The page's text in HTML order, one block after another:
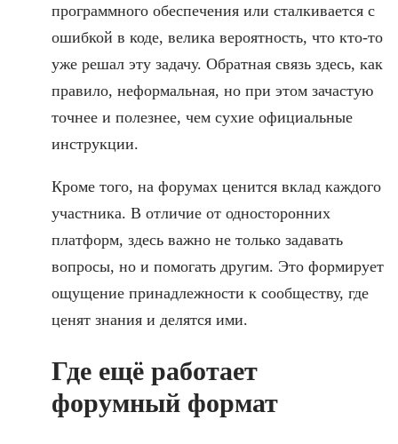
программного обеспечения или сталкивается с
ошибкой в коде, велика вероятность, что кто-то
уже решал эту задачу. Обратная связь здесь, как
правило, неформальная, но при этом зачастую
точнее и полезнее, чем сухие официальные
инструкции.
Кроме того, на форумах ценится вклад каждого
участника. В отличие от односторонних
платформ, здесь важно не только задавать
вопросы, но и помогать другим. Это формирует
ощущение принадлежности к сообществу, где
ценят знания и делятся ими.
Где ещё работает
форумный формат